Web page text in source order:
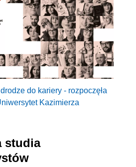
do kariery - rozpoczęła
Kazimierza
studia